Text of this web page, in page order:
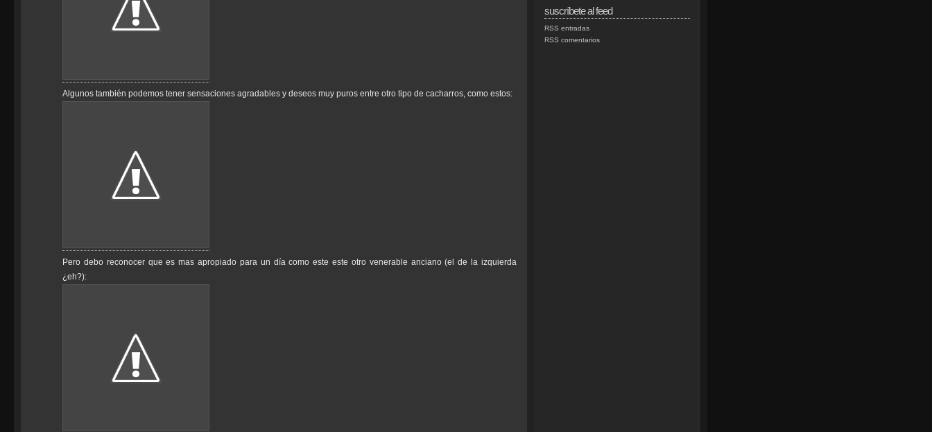
Algunos también podemos tener sensaciones agradables y deseos muy puros entre otro tipo de cacharros, como estos:
Pero debo reconocer que es mas apropiado para un día como este este otro venerable anciano (el de la izquierda
¿eh?):
suscríbete al feed
RSS entradas
RSS comentarios